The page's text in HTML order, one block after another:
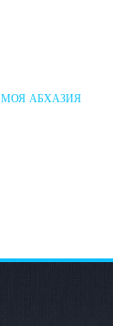
МОЯ АБХАЗИЯ